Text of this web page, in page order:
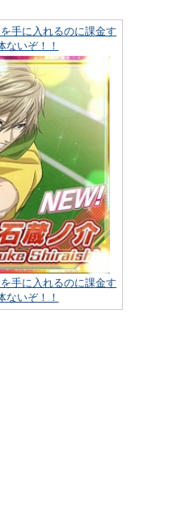
手に入れるのに課金す
ないぞ！！
手に入れるのに課金す
ないぞ！！